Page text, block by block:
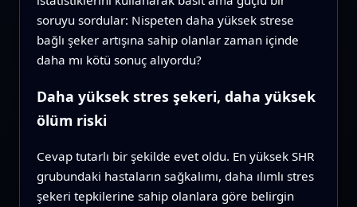
soruyu sordular: Nispeten daha yüksek strese
bağlı şeker artışına sahip olanlar zaman içinde
daha mı kötü sonuç alıyordu?
Daha yüksek stres şekeri, daha yüksek
ölüm riski
Cevap tutarlı bir şekilde evet oldu. En yüksek SHR
grubundaki hastaların sağkalımı, daha ılımlı stres
şekeri tepkilerine sahip olanlara göre belirgin